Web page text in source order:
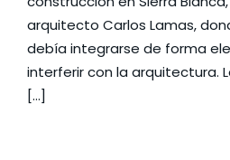
arquitecto Carlos Lamas,
debía integrarse de forma
interferir con la arquitectura.
[…]